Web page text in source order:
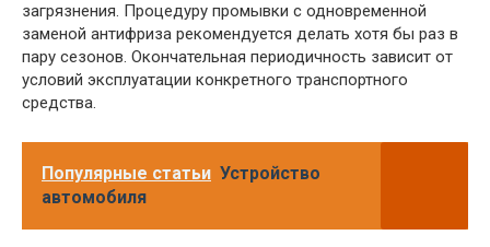
загрязнения. Процедуру промывки с одновременной
заменой антифриза рекомендуется делать хотя бы раз в
пару сезонов. Окончательная периодичность зависит от
условий эксплуатации конкретного транспортного
средства.
Популярные статьи Устройство
автомобиля